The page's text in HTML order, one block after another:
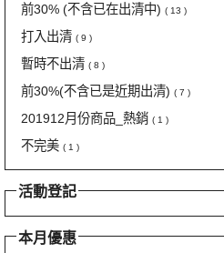
前30% (不含已在出清中) ( 13 )
打入出清 ( 9 )
暫時不出清 ( 8 )
前30%(不含已是近期出清) ( 7 )
201912月份商品_熱銷 ( 1 )
不完美 ( 1 )
活動登記
本月優惠